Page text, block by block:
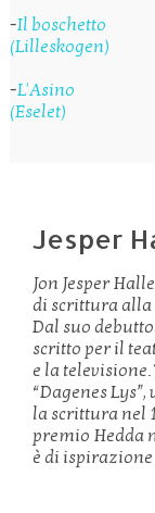
-Il boschetto
(Lilleskogen)
-L'Asino
(Eselet)
Jesper
Jon Jesper
di scrittura alla
Dal suo
scritto per il
e la
“Dagenes
la scrittura nel
premio Hedda
è di